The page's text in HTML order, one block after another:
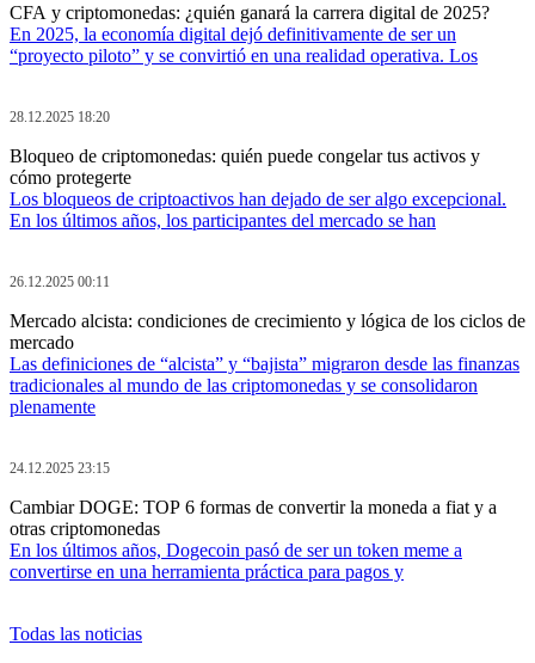
CFA y criptomonedas: ¿quién ganará la carrera digital de 2025?
En 2025, la economía digital dejó definitivamente de ser un
“proyecto piloto” y se convirtió en una realidad operativa. Los
28.12.2025 18:20
Bloqueo de criptomonedas: quién puede congelar tus activos y
cómo protegerte
Los bloqueos de criptoactivos han dejado de ser algo excepcional.
En los últimos años, los participantes del mercado se han
26.12.2025 00:11
Mercado alcista: condiciones de crecimiento y lógica de los ciclos de
mercado
Las definiciones de “alcista” y “bajista” migraron desde las finanzas
tradicionales al mundo de las criptomonedas y se consolidaron
plenamente
24.12.2025 23:15
Cambiar DOGE: TOP 6 formas de convertir la moneda a fiat y a
otras criptomonedas
En los últimos años, Dogecoin pasó de ser un token meme a
convertirse en una herramienta práctica para pagos y
Todas las noticias